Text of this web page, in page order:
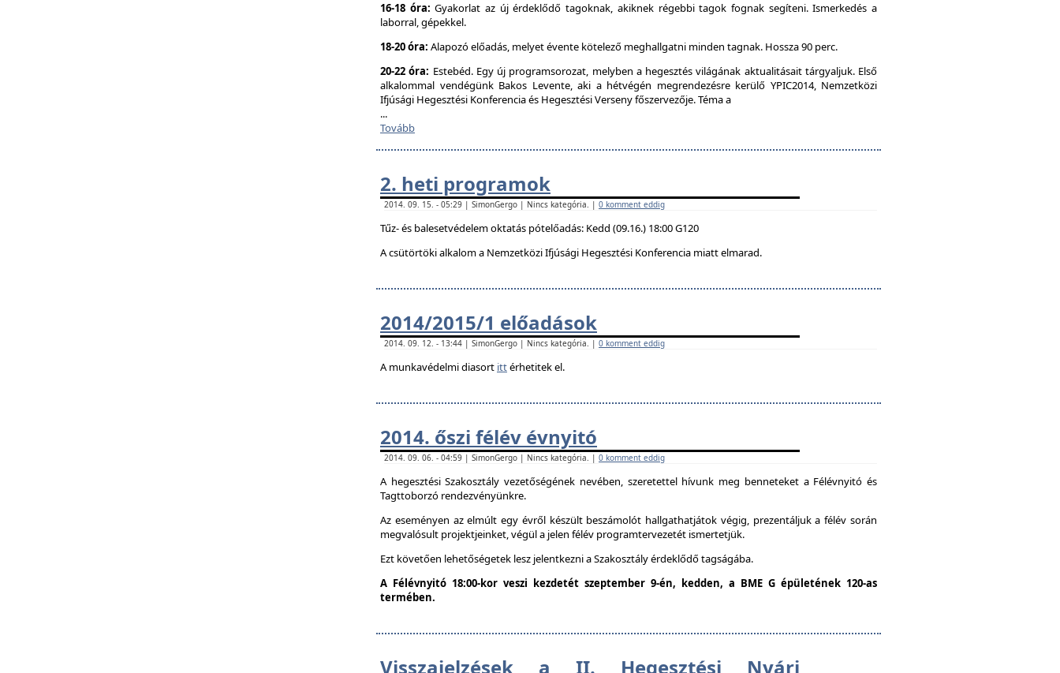
16-18 óra: Gyakorlat az új érdeklődő tagoknak, akiknek régebbi tagok fognak segíteni. Ismerkedés a
laborral, gépekkel.
18-20 óra: Alapozó előadás, melyet évente kötelező meghallgatni minden tagnak. Hossza 90 perc.
20-22 óra: Estebéd. Egy új programsorozat, melyben a hegesztés világának aktualitásait tárgyaljuk. Első
alkalommal vendégünk Bakos Levente, aki a hétvégén megrendezésre kerülő YPIC2014, Nemzetközi
Ifjúsági Hegesztési Konferencia és Hegesztési Verseny főszervezője. Téma a
...
Tovább
2. heti programok
2014. 09. 15. - 05:29 | SimonGergo | Nincs kategória. | 0 komment eddig
Tűz- és balesetvédelem oktatás pótelőadás: Kedd (09.16.) 18:00 G120
A csütörtöki alkalom a Nemzetközi Ifjúsági Hegesztési Konferencia miatt elmarad.
2014/2015/1 előadások
2014. 09. 12. - 13:44 | SimonGergo | Nincs kategória. | 0 komment eddig
A munkavédelmi diasort ittérhetitek el.
2014. őszi félév évnyitó
2014. 09. 06. - 04:59 | SimonGergo | Nincs kategória. | 0 komment eddig
A hegesztési Szakosztály vezetőségének nevében, szeretettel hívunk meg benneteket a Félévnyitó és
Tagttoborzó rendezvényünkre.
Az eseményen az elmúlt egy évről készült beszámolót hallgathatjátok végig, prezentáljuk a félév során
megvalósult projektjeinket, végül a jelen félév programtervezetét ismertetjük.
Ezt követően lehetőségetek lesz jelentkezni a Szakosztály érdeklődő tagságába.
A Félévnyitó 18:00-kor veszi kezdetét szeptember 9-én, kedden, a BME G épületének 120-as
termében.
Visszajelzések a II. Hegesztési Nyári